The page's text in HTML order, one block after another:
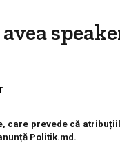
care prevede că
Politik.md.